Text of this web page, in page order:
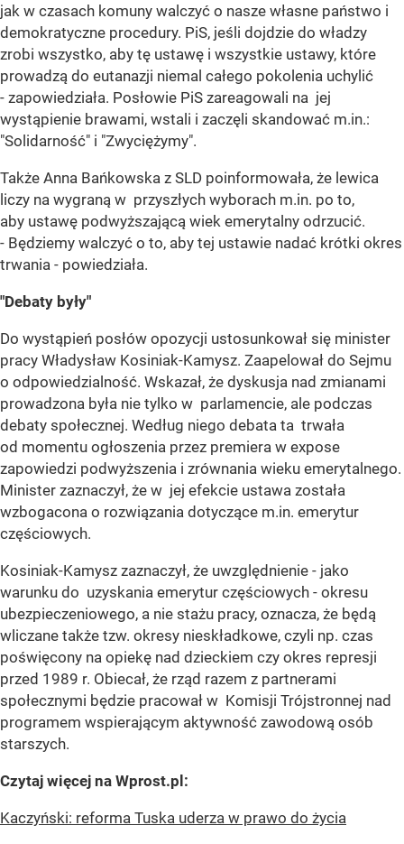
jak w czasach komuny walczyć o nasze własne państwo i
demokratyczne procedury. PiS, jeśli dojdzie do władzy
zrobi wszystko, aby tę ustawę i wszystkie ustawy, które
prowadzą do eutanazji niemal całego pokolenia uchylić
- zapowiedziała. Posłowie PiS zareagowali na jej
wystąpienie brawami, wstali i zaczęli skandować m.in.:
"Solidarność" i "Zwyciężymy".
Także Anna Bańkowska z SLD poinformowała, że lewica
liczy na wygraną w przyszłych wyborach m.in. po to,
aby ustawę podwyższającą wiek emerytalny odrzucić.
- Będziemy walczyć o to, aby tej ustawie nadać krótki okres
trwania - powiedziała.
"Debaty były"
Do wystąpień posłów opozycji ustosunkował się minister
pracy Władysław Kosiniak-Kamysz. Zaapelował do Sejmu
o odpowiedzialność. Wskazał, że dyskusja nad zmianami
prowadzona była nie tylko w parlamencie, ale podczas
debaty społecznej. Według niego debata ta trwała
od momentu ogłoszenia przez premiera w expose
zapowiedzi podwyższenia i zrównania wieku emerytalnego.
Minister zaznaczył, że w jej efekcie ustawa została
wzbogacona o rozwiązania dotyczące m.in. emerytur
częściowych.
Kosiniak-Kamysz zaznaczył, że uwzględnienie - jako
warunku do uzyskania emerytur częściowych - okresu
ubezpieczeniowego, a nie stażu pracy, oznacza, że będą
wliczane także tzw. okresy nieskładkowe, czyli np. czas
poświęcony na opiekę nad dzieckiem czy okres represji
przed 1989 r. Obiecał, że rząd razem z partnerami
społecznymi będzie pracował w Komisji Trójstronnej nad
programem wspierającym aktywność zawodową osób
starszych.
Czytaj więcej na Wprost.pl:
Kaczyński: reforma Tuska uderza w prawo do życia